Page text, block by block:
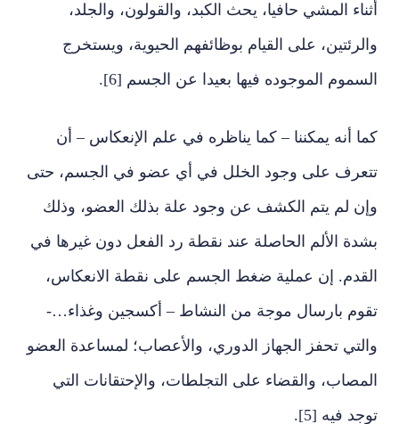
أثناء المشي حافيا، يحث الكبد، والقولون، والجلد،
والرئتين، على القيام بوظائفهم الحيوية، ويستخرج
السموم الموجوده فيها بعيدا عن الجسم [6].
كما أنه يمكننا – كما يناظره في علم الإنعكاس – أن
تتعرف على وجود الخلل في أي عضو في الجسم، حتى
وإن لم يتم الكشف عن وجود علة بذلك العضو، وذلك
بشدة الألم الحاصلة عند نقطة رد الفعل دون غيرها في
القدم. إن عملية ضغط الجسم على نقطة الانعكاس،
تقوم بارسال موجة من النشاط – أكسجين وغذاء…-
والتي تحفز الجهاز الدوري، والأعصاب؛ لمساعدة العضو
المصاب، والقضاء على التجلطات، والإحتقانات التي
توجد فيه [5].